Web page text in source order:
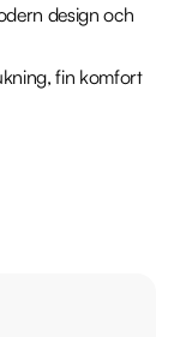
design och
fin komfort